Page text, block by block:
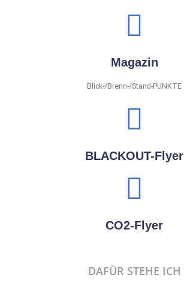
Magazin
Blick-/Brenn-/Stand-PUNKTE
BLACKOUT-Flyer
CO2-Flyer
DAFÜR STEHE ICH